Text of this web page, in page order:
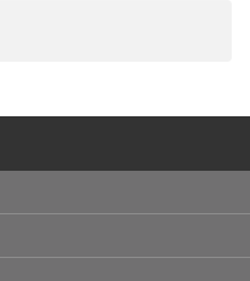
または一部を外部の業
す。取得情報の取り扱
その他の法令により認
意なしに、取得情報を
止について】